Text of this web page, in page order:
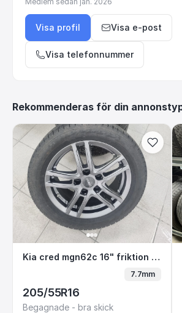
Visa profil Visa e-post
Visa telefonnummer
Rekommenderas för din
Kia cred mgn62c 16" Kia cred mgn62c 16" friktion J3- 7
7.7mm
205/55R16
Begagnade - bra skick